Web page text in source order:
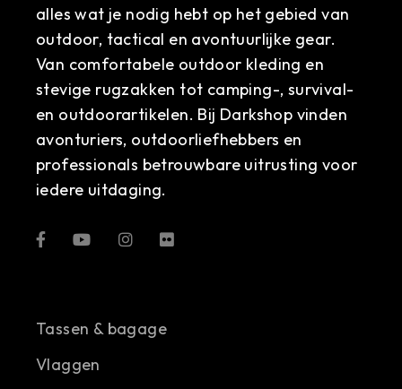
alles wat je nodig hebt op het gebied van
outdoor, tactical en avontuurlijke gear.
Van comfortabele outdoor kleding en
stevige rugzakken tot camping-, survival-
en outdoorartikelen. Bij Darkshop vinden
avonturiers, outdoorliefhebbers en
professionals betrouwbare uitrusting voor
iedere uitdaging.
Tassen & bagage
Vlaggen